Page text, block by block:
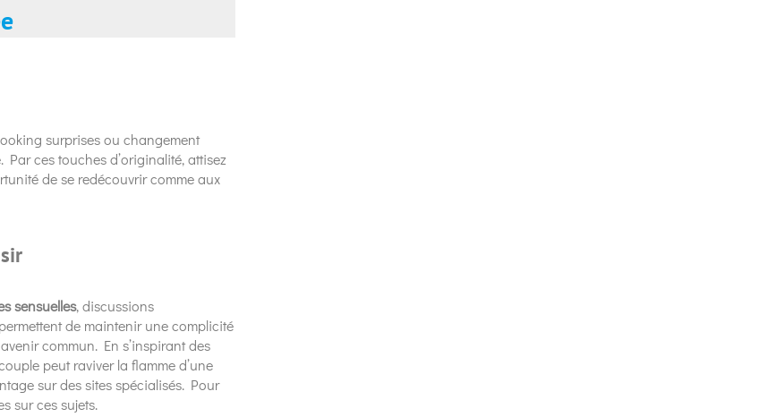
surprises ou changement
ces touches d’originalité, attisez
de se redécouvrir comme aux
sensuelles, discussions
de maintenir une complicité
commun. En s’inspirant des
peut raviver la flamme d’une
sur des sites spécialisés. Pour
sur ces sujets.